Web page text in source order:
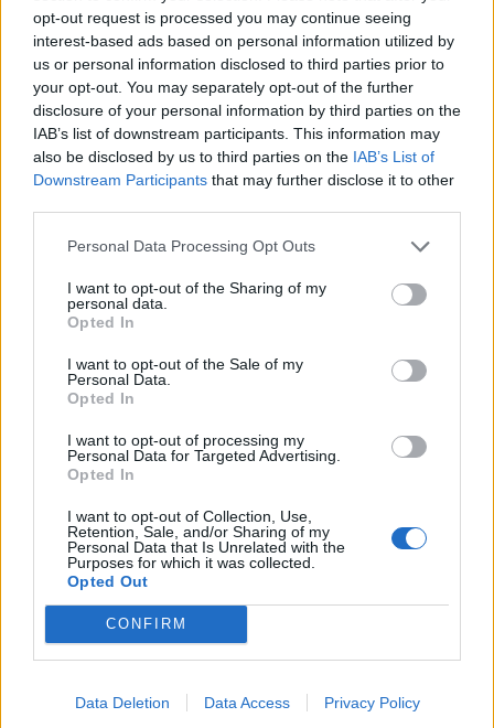
opt-out request is processed you may continue seeing
interest-based ads based on personal information utilized by
us or personal information disclosed to third parties prior to
your opt-out. You may separately opt-out of the further
disclosure of your personal information by third parties on the
IAB’s list of downstream participants. This information may
also be disclosed by us to third parties on the IAB’s List of
Downstream Participants that may further disclose it to other
Personal Data Processing Opt Outs
I want to opt-out of the Sharing of my
personal data.
Opted In
I want to opt-out of the Sale of my
Personal Data.
Opted In
I want to opt-out of processing my
Personal Data for Targeted Advertising.
Opted In
I want to opt-out of Collection, Use,
Retention, Sale, and/or Sharing of my
Personal Data that Is Unrelated with the
Purposes for which it was collected.
Opted Out
CONFIRM
Data Deletion Data Access Privacy Policy
Tags: Τζακ ποτ Τζοκερ υπερτυχερός
Σχετικά Άρθρα
Eurojackpot:Στη Ζαχάρω Ηλείας ο πρώτος
εκατομμυριούχος-Κέρδισε περισσότερα...
12 Μαρτίου, 2025